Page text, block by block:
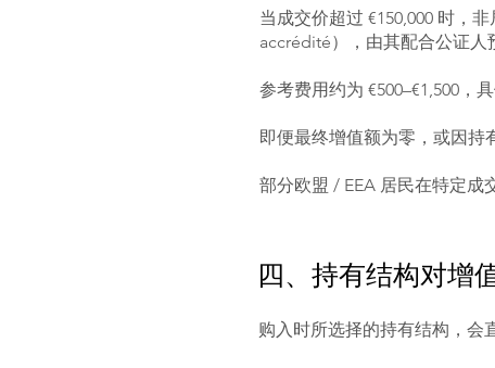
当成交价超过 €150,000 时，
accrédité），由其配合公证人
参考费用约为 €500–€1,500，
即便最终增值额为零，或因持
部分欧盟 / EEA 居民在特定成
四、持有结构对增
购入时所选择的持有结构，会